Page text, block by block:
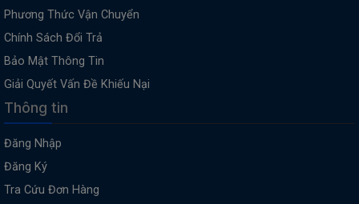
Phương Thức Vận Chuyển
Chính Sách Đổi Trả
Bảo Mật Thông Tin
Giải Quyết Vấn Đề Khiếu Nại
Thông tin
Đăng Nhập
Đăng Ký
Tra Cứu Đơn Hàng